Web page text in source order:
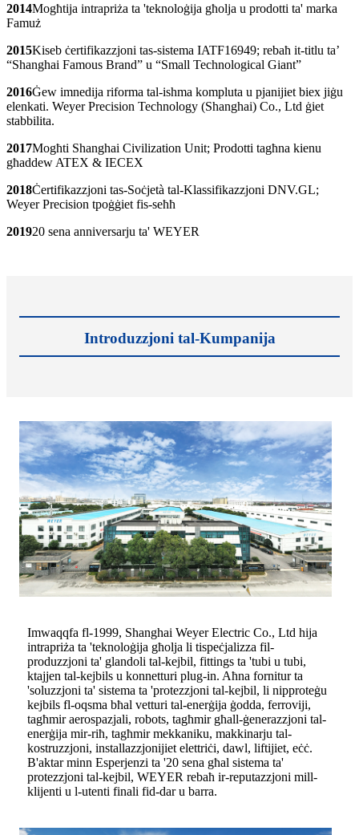
2014Mogħtija intrapriża ta 'teknoloġija għolja u prodotti ta' marka
Famuż
2015Kiseb ċertifikazzjoni tas-sistema IATF16949; rebaħ it-titlu ta’
“Shanghai Famous Brand” u “Small Technological Giant”
2016Ġew imnedija riforma tal-ishma kompluta u pjanijiet biex jiġu
elenkati. Weyer Precision Technology (Shanghai) Co., Ltd ġiet
stabbilita.
2017Mogħti Shanghai Civilization Unit; Prodotti tagħna kienu
għaddew ATEX & IECEX
2018Ċertifikazzjoni tas-Soċjetà tal-Klassifikazzjoni DNV.GL;
Weyer Precision tpoġġiet fis-seħħ
201920 sena anniversarju ta' WEYER
Introduzzjoni tal-Kumpanija
Imwaqqfa fl-1999, Shanghai Weyer Electric Co., Ltd hija
intrapriża ta 'teknoloġija għolja li tispeċjalizza fil-
produzzjoni ta' glandoli tal-kejbil, fittings ta 'tubi u tubi,
ktajjen tal-kejbils u konnetturi plug-in. Aħna fornitur ta
'soluzzjoni ta' sistema ta 'protezzjoni tal-kejbil, li nipproteġu
kejbils fl-oqsma bħal vetturi tal-enerġija ġodda, ferroviji,
tagħmir aerospazjali, robots, tagħmir għall-ġenerazzjoni tal-
enerġija mir-riħ, tagħmir mekkaniku, makkinarju tal-
kostruzzjoni, installazzjonijiet elettriċi, dawl, liftijiet, eċċ.
B'aktar minn Esperjenzi ta '20 sena għal sistema ta'
protezzjoni tal-kejbil, WEYER rebaħ ir-reputazzjoni mill-
klijenti u l-utenti finali fid-dar u barra.